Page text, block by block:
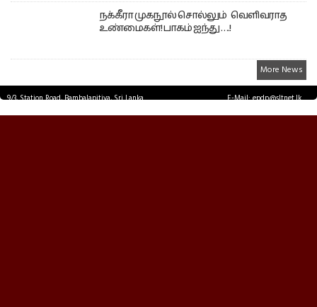
நக்கீரா முகநூல் சொல்லும் வெளிவராத
உண்மைகள்! பாகம் ஐந்து ….!
More News
9/3, Station Road, Bambalapitiya, Sri Lanka.
E-Mail: epdp@sltnet.lk